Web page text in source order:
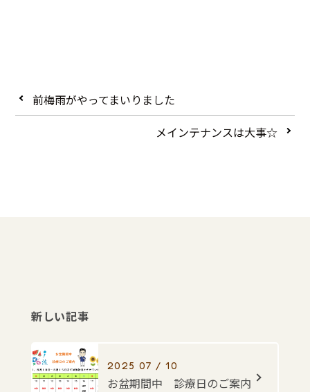
前梅雨がやってまいりました
メインテナンスは大事☆
新しい記事
2025 07 / 10
お盆期間中 診療日のご案内